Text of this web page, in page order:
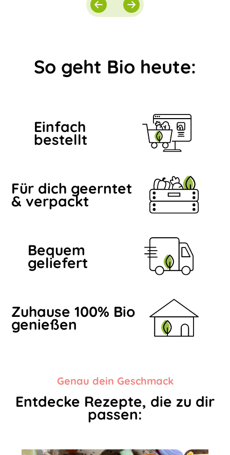
So geht Bio heute:
Einfach
bestellt
Für dich geerntet
& verpackt
Bequem
geliefert
Zuhause 100% Bio
genießen
Genau dein Geschmack
Entdecke Rezepte, die zu dir
passen: